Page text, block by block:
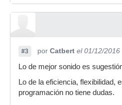
#3 por Catbert el 01/12/2016
Lo de mejor sonido es
Lo de la eficiencia, flexibilidad,
programación no tiene dudas.